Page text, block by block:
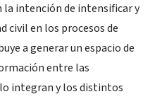
la intención de intensificar y
civil en los procesos de
a generar un espacio de
entre las
integran y los distintos